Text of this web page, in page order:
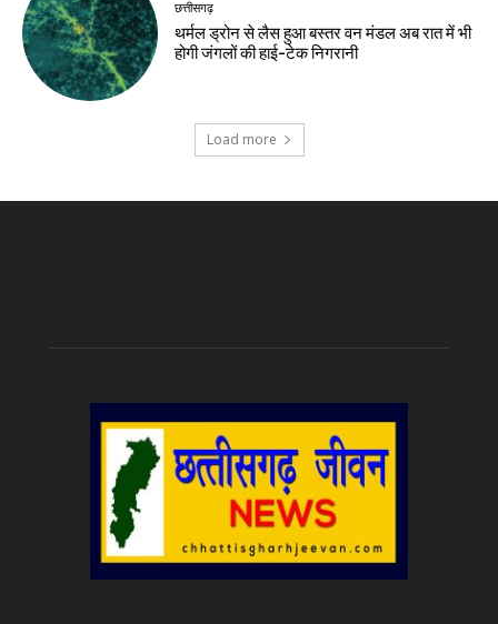
छत्तीसगढ़
थर्मल ड्रोन से लैस हुआ बस्तर वन मंडल अब रात में भी
होगी जंगलों की हाई-टेक निगरानी
Load more